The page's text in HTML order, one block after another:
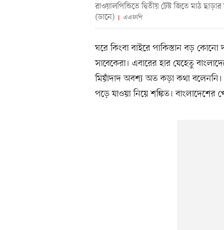
রাওয়ালপিন্ডিতে দ্বিতীয় টেস্ট জিতে মাঠ
(ডানে)
এএফপি
ঘরে কিংবা বাইরে পাকিস্তান বড়
সাবেকেরা। এবারের হার যেহেতু
মিয়াঁদাদ অবশ্য অত কড়া কথা বলেননি।
পড়ে যাওয়া নিয়ে শঙ্কিত। বাংলাদেশের